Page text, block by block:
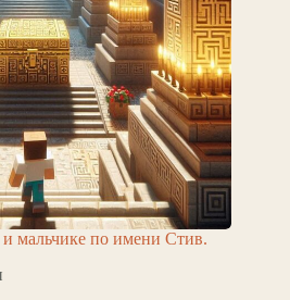
мальчике по имени Стив.